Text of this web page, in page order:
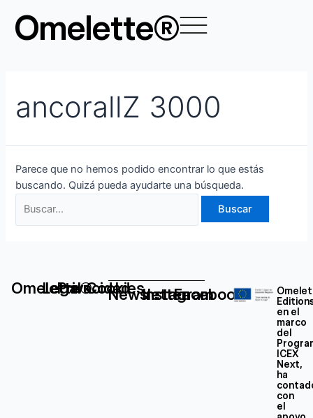
contenido
Omelette®
ancorallZ 3000
Parece que no hemos podido encontrar lo que estás
buscando. Quizá pueda ayudarte una búsqueda.
por:
Omelette®
Legal
Privacidad
Cookies
Newsletter
Instagram
Facebook
en el
marco
del
ICEX
Next,
ha
con
el